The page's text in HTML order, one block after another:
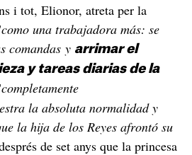
i tot, Elionor, atreta per la
como una trabajadora más: se
comandas y arrimar el
y tareas diarias de la
completamente
la absoluta normalidad y
la hija de los Reyes afrontó su
de set anys que la princesa